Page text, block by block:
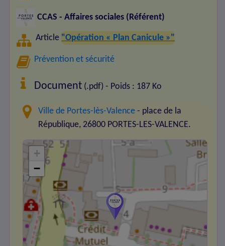
CCAS - Affaires sociales (Référent)
Article "Opération « Plan Canicule »"
Prévention et sécurité
Document (.pdf) - Poids : 187 Ko
Ville de Portes-lès-Valence - place de la
République, 26800 PORTES-LES-VALENCE.
+
−